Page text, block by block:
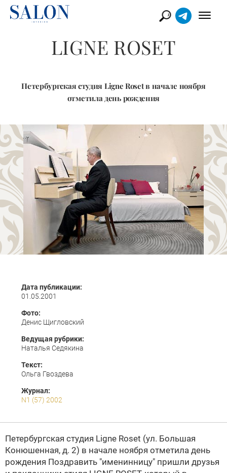
LIGNE ROSET
Петербургская студия Ligne Roset в начале ноября
отметила день рождения
Дата публикации:
01.05.2001
Фото:
Денис Щигловский
Ведущая рубрики:
Наталья Седякина
Текст:
Ольга Гвоздева
Журнал:
N1 (57) 2002
Петербургская студия Ligne Roset (ул. Большая
Конюшенная, д. 2) в начале ноября отметила день
рождения Поздравить "именинницу" пришли друзья